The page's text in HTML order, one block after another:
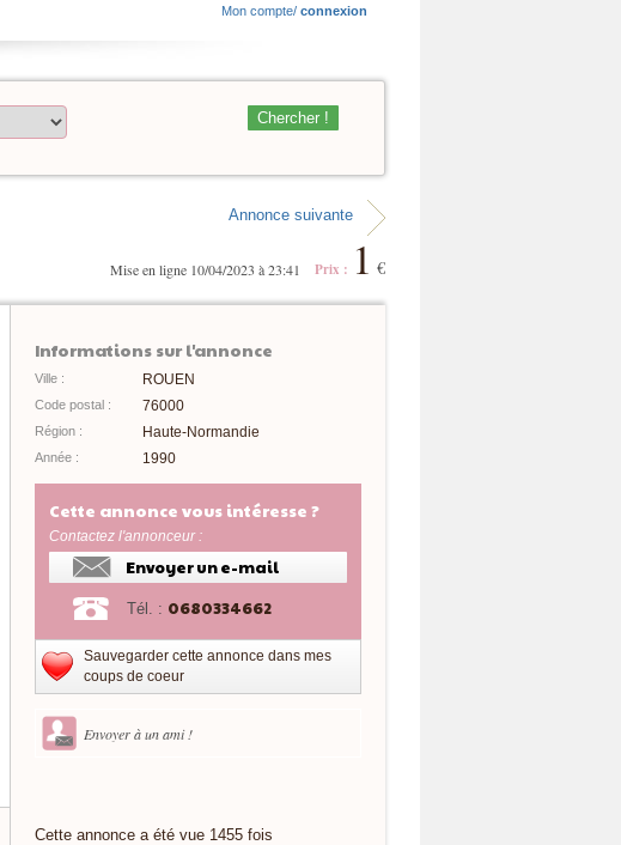
Mon compte/ connexion
Chercher !
Annonce suivante
Prix : 1 €
Mise en ligne 10/04/2023 à 23:41
Informations sur l'annonce
Ville : ROUEN
Code postal : 76000
Région : Haute-Normandie
Année : 1990
Cette annonce vous intéresse ?
Contactez l'annonceur :
Envoyer un e-mail
Tél. : 0680334662
Sauvegarder cette annonce dans mes
coups de coeur
Envoyer à un ami !
Cette annonce a été vue 1455 fois